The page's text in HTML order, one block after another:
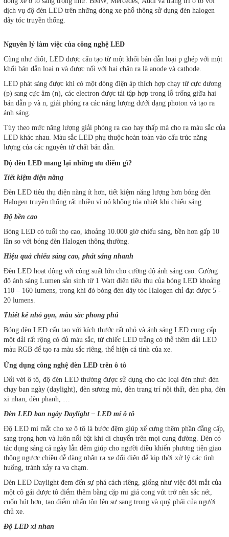
dịch vụ độ đèn LED trên những dòng xe phổ thông sử dụng đèn halogen
dây tóc truyền thống.
Nguyên lý làm việc của công nghệ LED
Cũng như điốt, LED được cấu tạo từ một khối bán dẫn loại p ghép với một
khối bán dẫn loại n và được nối với hai chân ra là anode và cathode.
LED phát sáng được khi có một dòng điện áp thích hợp chạy từ cực dương
(p) sang cực âm (n), các electron được tái tập hợp trong lỗ trống giữa hai
bán dẫn p và n, giải phóng ra các năng lượng dưới dạng photon và tạo ra
ánh sáng.
Tùy theo mức năng lượng giải phóng ra cao hay thấp mà cho ra màu sắc của
LED khác nhau. Màu sắc LED phụ thuộc hoàn toàn vào cấu trúc năng
lượng của các nguyên tử chất bán dẫn.
Độ đèn LED mang lại những ưu điểm gì?
Tiết kiệm điện năng
Đèn LED tiêu thụ điện năng ít hơn, tiết kiệm năng lượng hơn bóng đèn
Halogen truyền thống rất nhiều vì nó không tỏa nhiệt khi chiếu sáng.
Độ bền cao
Bóng LED có tuổi thọ cao, khoảng 10.000 giờ chiếu sáng, bền hơn gấp 10
lần so với bóng đèn Halogen thông thường.
Hiệu quả chiếu sáng cao, phát sáng nhanh
Đèn LED hoạt động với công suất lớn cho cường độ ánh sáng cao. Cường
độ ánh sáng Lumen sản sinh từ 1 Watt điện tiêu thụ của bóng LED khoảng
110 – 160 lumens, trong khi đó bóng đèn dây tóc Halogen chỉ đạt được 5 -
20 lumens.
Thiết kế nhỏ gọn, màu sắc phong phú
Bóng đèn LED cấu tạo với kích thước rất nhỏ và ánh sáng LED cung cấp
một dải rất rộng có đủ màu sắc, từ chiếc LED trắng có thể thêm dải LED
màu RGB để tạo ra màu sắc riêng, thể hiện cá tính của xe.
Ứng dụng công nghệ đèn LED trên ô tô
Đối với ô tô, độ đèn LED thường được sử dụng cho các loại đèn như: đèn
chạy ban ngày (daylight), đèn sương mù, đèn trang trí nội thất, đèn pha, đèn
xi nhan, đèn phanh, …
Đèn LED ban ngày Daylight – LED mí ô tô
Độ LED mí mắt cho xe ô tô là bước đệm giúp xế cưng thêm phần đẳng cấp,
sang trọng hơn và luôn nổi bật khi di chuyển trên mọi cung đường. Đèn có
tác dụng sáng cả ngày lẫn đêm giúp cho người điều khiển phương tiện giao
thông ngược chiều dễ dàng nhận ra xe đối diện để kịp thời xử lý các tình
huống, tránh xảy ra va chạm.
Đèn LED Daylight đem đến sự phá cách riêng, giống như việc đôi mắt của
một cô gái được tô điểm thêm bằng cặp mi giả cong vút trở nên sắc nét,
cuốn hút hơn, tạo điểm nhấn tôn lên sự sang trọng và quý phái của người
chủ xe.
Độ LED xi nhan